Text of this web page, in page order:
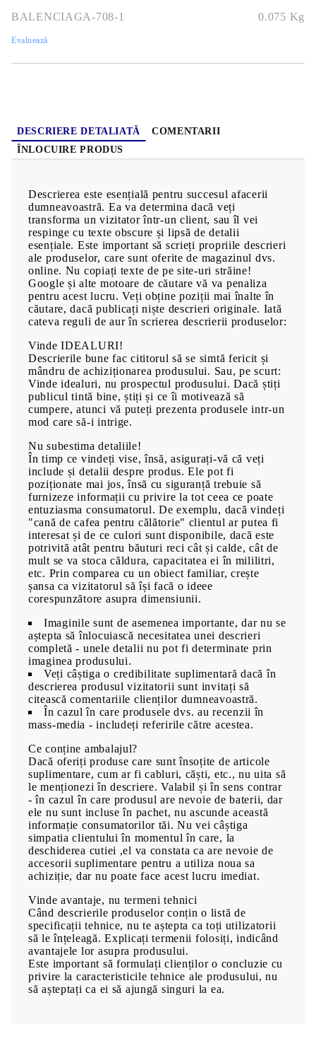
BALENCIAGA-708-1 0.075 Kg
Evaluează
DESCRIERE DETALIATĂ
COMENTARII
ÎNLOCUIRE PRODUS
Descrierea este esențială pentru succesul afacerii
dumneavoastră. Ea va determina dacă veți
transforma un vizitator într-un client, sau îl vei
respinge cu texte obscure și lipsă de detalii
esențiale. Este important să scrieți propriile descrieri
ale produselor, care sunt oferite de magazinul dvs.
online. Nu copiați texte de pe site-uri străine!
Google și alte motoare de căutare vă va penaliza
pentru acest lucru. Veți obține poziții mai înalte în
căutare, dacă publicați niște descrieri originale. Iată
cateva reguli de aur în scrierea descrierii produselor:
Vinde IDEALURI!
Descrierile bune fac cititorul să se simtă fericit și
mândru de achiziționarea produsului. Sau, pe scurt:
Vinde idealuri, nu prospectul produsului. Dacă știți
publicul tintă bine, știți și ce îi motivează să
cumpere, atunci vă puteți prezenta produsele intr-un
mod care să-i intrige.
Nu subestima detaliile!
În timp ce vindeți vise, însă, asigurați-vă că veți
include și detalii despre produs. Ele pot fi
poziționate mai jos, însă cu siguranță trebuie să
furnizeze informații cu privire la tot ceea ce poate
entuziasma consumatorul. De exemplu, dacă vindeți
"cană de cafea pentru călătorie" clientul ar putea fi
interesat și de ce culori sunt disponibile, dacă este
potrivită atât pentru băuturi reci cât și calde, cât de
mult se va stoca căldura, capacitatea ei în mililitri,
etc. Prin comparea cu un obiect familiar, crește
șansa ca vizitatorul să își facă o ideee
corespunzătore asupra dimensiunii.
Imaginile sunt de asemenea importante, dar nu se
aștepta să înlocuiască necesitatea unei descrieri
completă - unele detalii nu pot fi determinate prin
imaginea produsului.
Veți câștiga o credibilitate suplimentară dacă în
descrierea produsul vizitatorii sunt invitați să
citească comentariile clienților dumneavoastră.
În cazul în care produsele dvs. au recenzii în
mass-media - includeți referirile către acestea.
Ce conține ambalajul?
Dacă oferiți produse care sunt însoțite de articole
suplimentare, cum ar fi cabluri, căști, etc., nu uita să
le menționezi în descriere. Valabil și în sens contrar
- în cazul în care produsul are nevoie de baterii, dar
ele nu sunt incluse în pachet, nu ascunde această
informație consumatorilor tăi. Nu vei câștiga
simpatia clientului în momentul în care, la
deschiderea cutiei ,el va constata ca are nevoie de
accesorii suplimentare pentru a utiliza noua sa
achiziție, dar nu poate face acest lucru imediat.
Vinde avantaje, nu termeni tehnici
Când descrierile produselor conțin o listă de
specificații tehnice, nu te aștepta ca toți utilizatorii
să le înțeleagă. Explicați termenii folosiți, indicând
avantajele lor asupra produsului.
Este important să formulați clienților o concluzie cu
privire la caracteristicile tehnice ale produsului, nu
să așteptați ca ei să ajungă singuri la ea.